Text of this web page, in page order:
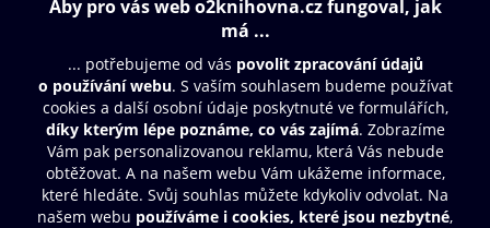
Obsah ke stažení
Moje O2 Knihovna
Další zábava